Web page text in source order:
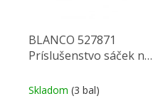
BLANCO 527871
Príslušenstvo sáček na
zatahovací 15ks
Skladom (3 bal)